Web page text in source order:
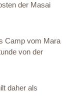
der Masai
Camp vom Mara
von der
daher als